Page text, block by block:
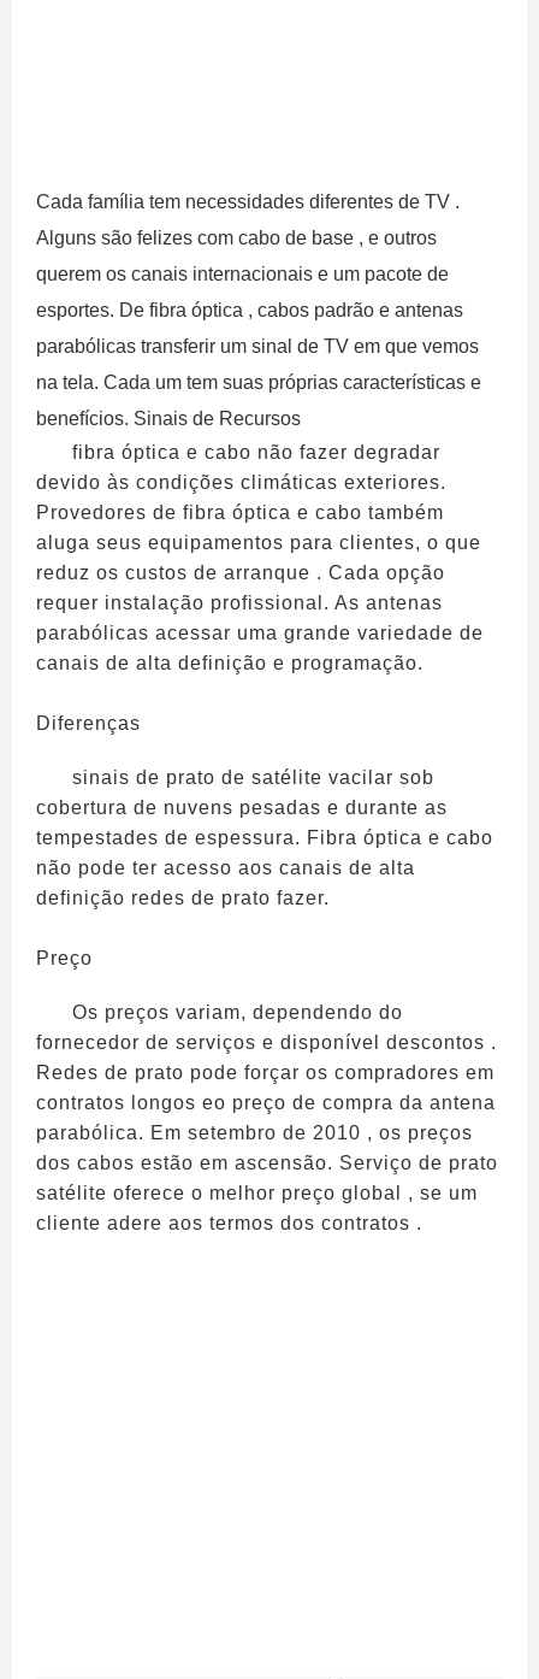
Cada família tem necessidades diferentes de TV .
Alguns são felizes com cabo de base , e outros
querem os canais internacionais e um pacote de
esportes. De fibra óptica , cabos padrão e antenas
parabólicas transferir um sinal de TV em que vemos
na tela. Cada um tem suas próprias características e
benefícios. Sinais de Recursos
fibra óptica e cabo não fazer degradar
devido às condições climáticas exteriores.
Provedores de fibra óptica e cabo também
aluga seus equipamentos para clientes, o que
reduz os custos de arranque . Cada opção
requer instalação profissional. As antenas
parabólicas acessar uma grande variedade de
canais de alta definição e programação.
Diferenças
sinais de prato de satélite vacilar sob
cobertura de nuvens pesadas e durante as
tempestades de espessura. Fibra óptica e cabo
não pode ter acesso aos canais de alta
definição redes de prato fazer.
Preço
Os preços variam, dependendo do
fornecedor de serviços e disponível descontos .
Redes de prato pode forçar os compradores em
contratos longos eo preço de compra da antena
parabólica. Em setembro de 2010 , os preços
dos cabos estão em ascensão. Serviço de prato
satélite oferece o melhor preço global , se um
cliente adere aos termos dos contratos .